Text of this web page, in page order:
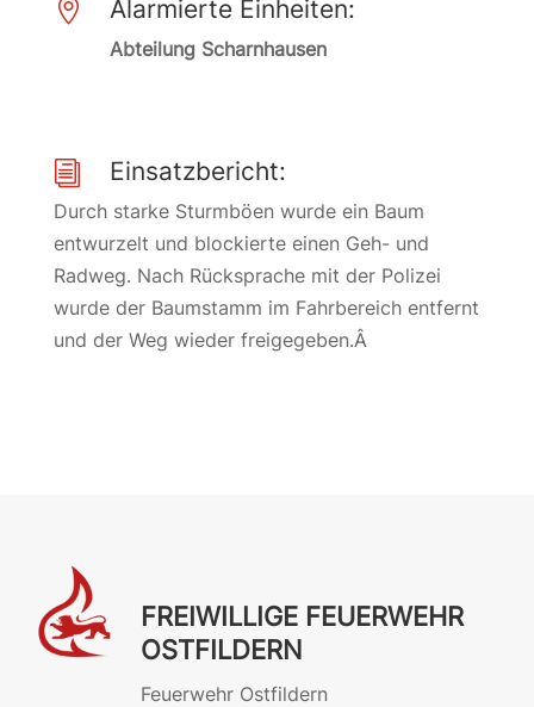
 Alarmierte Einheiten:
Abteilung Scharnhausen
i Einsatzbericht:
Durch starke Sturmböen wurde ein Baum
entwurzelt und blockierte einen Geh- und
Radweg. Nach Rücksprache mit der Polizei
wurde der Baumstamm im Fahrbereich entfernt
und der Weg wieder freigegeben.Â
FREIWILLIGE FEUERWEHR
OSTFILDERN
Feuerwehr Ostfildern